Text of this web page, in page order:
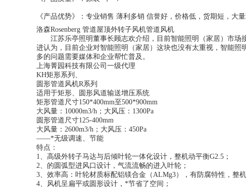
《产品优势》：专业销售 薄利多销 信誉好，价格低，货期短，大
洛森Rosenberg 管道屋顶外转子风机管道风机
江苏乐亭照明董事长顾志欢介绍，目前智能照明（家居）市场
进认为，目前企业对智能照明（家居）这块也没有太重视，智能
多的问题需要媒体和企业帮忙普及。
上海菁园科技有限公司一级代理
KH矩形系列、
圆形管道风机R系列
适用于矩形、圆形风道输送增压系统
矩形管道尺寸150*400mm至500*900mm
大风量：10000m3/h；大风压：1300Pa
圆形管道尺寸125-400mm
大风量：2600m3/h；大风压：450Pa
——*无级调速、节能
特点：
1、高级外转子马达与后倾叶轮一体化设计，整机动平衡G2.5；
2、的圆弧型进风口设计，气流流畅的进入叶轮；
3、效率高：叶轮材质标配铝镁合金（ALMg3），有防腐特性，整
4、风机呈扁平或圆形设计，*节省了空间；